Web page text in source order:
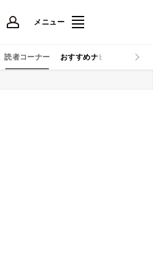
メニュー
読者コーナー おすすめナビ マイナビ